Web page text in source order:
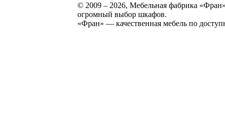
© 2009 – 2026, Мебельная фабрика
огромный выбор шкафов.
«Фран» — качественная мебель по